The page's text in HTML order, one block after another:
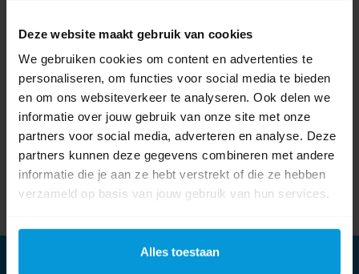
Deze website maakt gebruik van cookies
We gebruiken cookies om content en advertenties te
personaliseren, om functies voor social media te bieden
en om ons websiteverkeer te analyseren. Ook delen we
informatie over jouw gebruik van onze site met onze
partners voor social media, adverteren en analyse. Deze
partners kunnen deze gegevens combineren met andere
informatie die je aan ze hebt verstrekt of die ze hebben
verzameld op basis van jouw gebruik van hun services.
Alles toestaan
Onze nieuwsbrief
Meld je aan
Meld je aan voor onze nieuwsbrief en blijf op de hoogte van het laatste
nieuws en onze nieuwste producten.